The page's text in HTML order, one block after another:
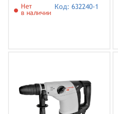
Нет
в наличии
Код: 632240-1